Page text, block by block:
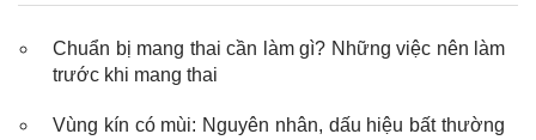
Chuẩn bị mang thai cần làm gì? Những việc nên làm
trước khi mang thai
Vùng kín có mùi: Nguyên nhân, dấu hiệu bất thường